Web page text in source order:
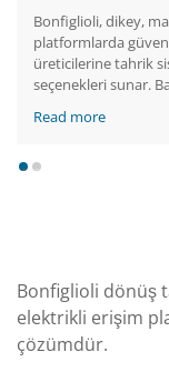
Bonfiglioli, dikey,
platformlarda
üreticilerine tahrik
seçenekleri sunar.
yüksek verimli tahrik
mükemmeldir.
Read more
12
Bonfiglioli dönüş
elektrikli erişim
çözümdür.